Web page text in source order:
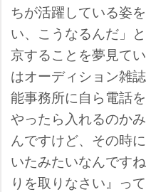
ちが活躍している姿
い、こうなるんだ」
京することを夢見て
はオーディション雑
能事務所に自ら電話
やったら入れるのか
んですけど、その時
いたみたいなんです
りを取りなさい』っ